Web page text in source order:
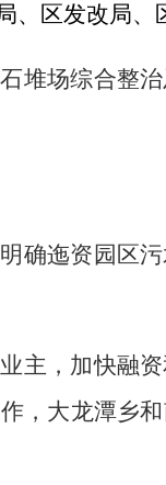
区发改局、
堆场综合整
确迤资园区
主，加快融
，大龙潭乡